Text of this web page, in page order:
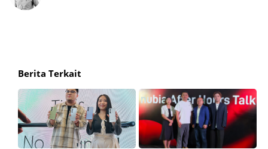
Berita Terkait